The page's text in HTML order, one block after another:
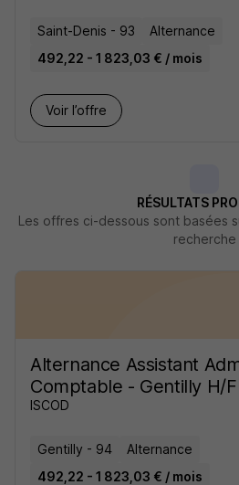
Saint-Denis - 93
Alternance
492,22 - 1 823,03 € / mois
Voir l’offre
RÉSULTATS
Les offres ci-dessous sont basées
recherche
Alternance Assistant
Comptable - Gentilly H/F
ISCOD
Gentilly - 94
Alternance
492,22 - 1 823,03 € / mois